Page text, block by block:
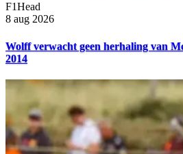
F1Head
8 aug 2026
Wolff verwacht geen herhaling van
2014